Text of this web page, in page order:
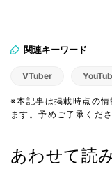
関連キーワード
VTuber
※本記事は掲載時点の
ます。予めご了承くださ
あわせて読